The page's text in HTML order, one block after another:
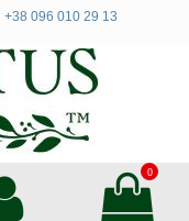
+38 096 010 29 13
0